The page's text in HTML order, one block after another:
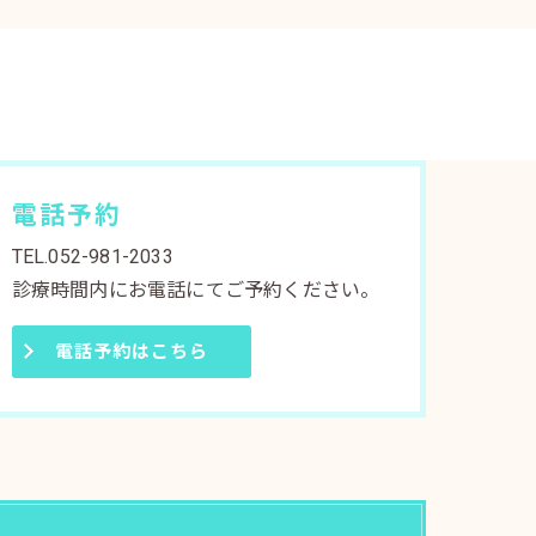
電話予約
TEL.052-981-2033
診療時間内にお電話にてご予約ください。
電話予約はこちら